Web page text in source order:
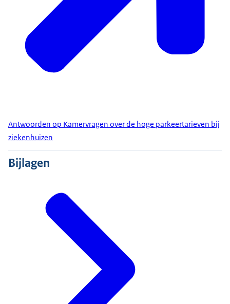
Antwoorden op Kamervragen over de hoge parkeertarieven bij
ziekenhuizen
Bijlagen